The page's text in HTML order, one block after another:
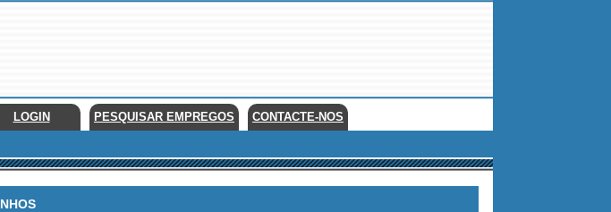
LOGIN PESQUISAR EMPREGOS CONTACTE-NOS